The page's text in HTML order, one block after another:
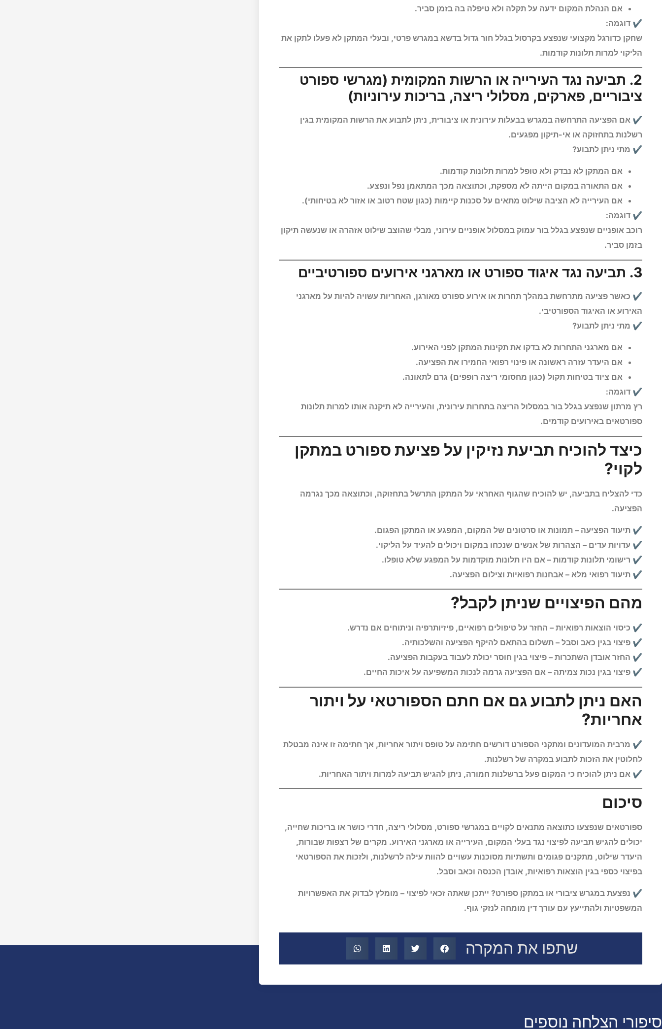
אם הנהלת המקום ידעה על תקלה ולא טיפלה בה בזמן סביר.
דוגמה:
שחקן כדורגל מקצועי שנפצע בקרסול בגלל חור גדול בדשא במגרש פרטי, ובעלי המתקן לא פעלו לתקן את
הליקוי למרות תלונות קודמות.
2. תביעה נגד העירייה או הרשות המקומית (מגרשי ספורט
ציבוריים, פארקים, מסלולי ריצה, בריכות עירוניות)
אם הפציעה התרחשה במגרש בבעלות עירונית או ציבורית, ניתן לתבוע את הרשות המקומית בגין
רשלנות בתחזוקה או אי-תיקון מפגעים.
מתי ניתן לתבוע?
אם המתקן לא נבדק ולא טופל למרות תלונות קודמות.
אם התאורה במקום הייתה לא מספקת, וכתוצאה מכך המתאמן נפל ונפצע.
אם העירייה לא הציבה שילוט מתאים על סכנות קיימות (כגון שטח רטוב או אזור לא בטיחותי).
דוגמה:
רוכב אופניים שנפצע בגלל בור עמוק במסלול אופניים עירוני, מבלי שהוצב שילוט אזהרה או שנעשה תיקון
בזמן סביר.
3. תביעה נגד איגוד ספורט או מארגני אירועים ספורטיביים
כאשר פציעה מתרחשת במהלך תחרות או אירוע ספורט מאורגן, האחריות עשויה להיות על מארגני
האירוע או האיגוד הספורטיבי.
מתי ניתן לתבוע?
אם מארגני התחרות לא בדקו את תקינות המתקן לפני האירוע.
אם היעדר עזרה ראשונה או פינוי רפואי החמירו את הפציעה.
אם ציוד בטיחות תקול (כגון מחסומי ריצה רופפים) גרם לתאונה.
דוגמה:
רץ מרתון שנפצע בגלל בור במסלול הריצה בתחרות עירונית, והעירייה לא תיקנה אותו למרות תלונות
ספורטאים באירועים קודמים.
כיצד להוכיח תביעת נזיקין על פציעת ספורט במתקן
לקוי?
כדי להצליח בתביעה, יש להוכיח שהגוף האחראי על המתקן התרשל בתחזוקה, וכתוצאה מכך נגרמה
הפציעה.
תיעוד הפציעה – תמונות או סרטונים של המקום, המפגע או המתקן הפגום.
עדויות עדים – הצהרות של אנשים שנכחו במקום ויכולים להעיד על הליקוי.
רישומי תלונות קודמות – אם היו תלונות מוקדמות על המפגע שלא טופלו.
תיעוד רפואי מלא – אבחנות רפואיות וצילום הפציעה.
מהם הפיצויים שניתן לקבל?
כיסוי הוצאות רפואיות – החזר על טיפולים רפואיים, פיזיותרפיה וניתוחים אם נדרש.
פיצוי בגין כאב וסבל – תשלום בהתאם להיקף הפציעה והשלכותיה.
החזר אובדן השתכרות – פיצוי בגין חוסר יכולת לעבוד בעקבות הפציעה.
פיצוי בגין נכות צמיתה – אם הפציעה גרמה לנכות המשפיעה על איכות החיים.
האם ניתן לתבוע גם אם חתם הספורטאי על ויתור
אחריות?
מרבית המועדונים ומתקני הספורט דורשים חתימה על טופס ויתור אחריות, אך חתימה זו אינה מבטלת
לחלוטין את הזכות לתבוע במקרה של רשלנות.
אם ניתן להוכיח כי המקום פעל ברשלנות חמורה, ניתן להגיש תביעה למרות ויתור האחריות.
סיכום
ספורטאים שנפצעו כתוצאה מתנאים לקויים במגרשי ספורט, מסלולי ריצה, חדרי כושר או בריכות שחייה,
יכולים להגיש תביעה לפיצוי נגד בעלי המקום, העירייה או מארגני האירוע. מקרים של רצפות שבורות,
היעדר שילוט, מתקנים פגומים ותשתיות מסוכנות עשויים להוות עילה לרשלנות, ולזכות את הספורטאי
בפיצוי כספי בגין הוצאות רפואיות, אובדן הכנסה וכאב וסבל.
נפצעת במגרש ציבורי או במתקן ספורט? ייתכן שאתה זכאי לפיצוי – מומלץ לבדוק את האפשרויות
המשפטיות ולהתייעץ עם עורך דין מומחה לנזקי גוף.
שתפו את המקרה
סיפורי הצלחה נוספים